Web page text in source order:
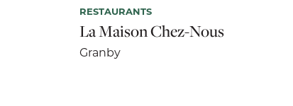
RESTAURANTS
La Maison Chez-Nous
Granby